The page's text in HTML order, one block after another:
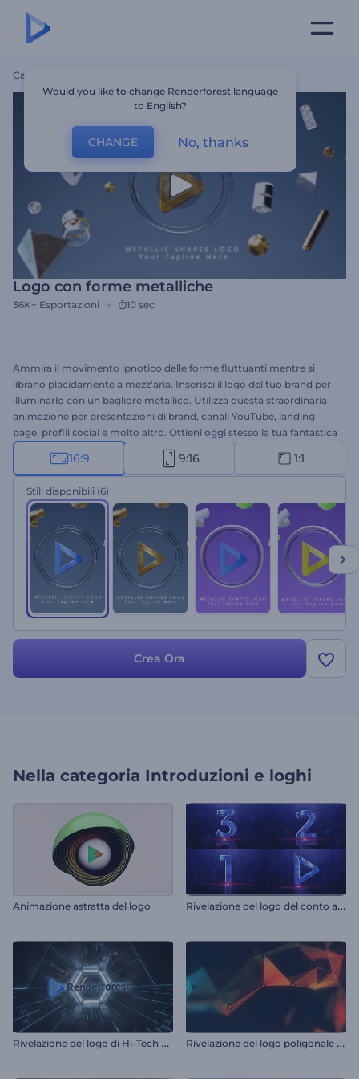
Casa
Logo con forme metalliche
36K+ Esportazioni 10 sec
Ammira il movimento ipnotico delle forme fluttuanti mentre si
librano placidamente a mezz'aria. Inserisci il logo del tuo brand per
illuminarlo con un bagliore metallico. Utilizza questa straordinaria
animazione per presentazioni di brand, canali YouTube, landing
page, profili social e molto altro. Ottieni oggi stesso la tua fantastica
animazione di rivelazione del logo!
16:9 9:16 1:1
Stili disponibili (6)
Crea Ora
Nella categoria Introduzioni e loghi
Animazione astratta del logo R
ivelazione del logo del conto alla rovescia
R
ivelazione del logo di Hi-Tech Tunnel R
ivelazione del logo poligonale colorato
Would you like to change Renderforest language
to English?
CHANGE No, thanks